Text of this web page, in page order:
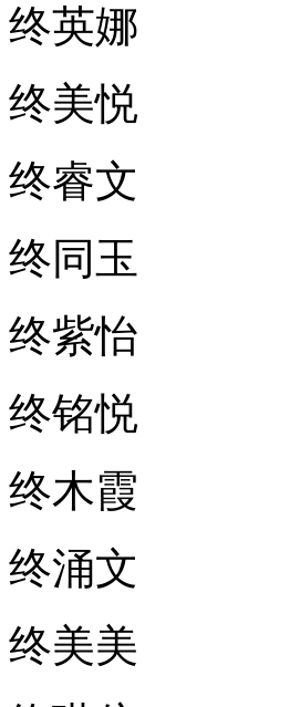
终英娜
终美悦
终睿文
终同玉
终紫怡
终铭悦
终木霞
终涌文
终美美